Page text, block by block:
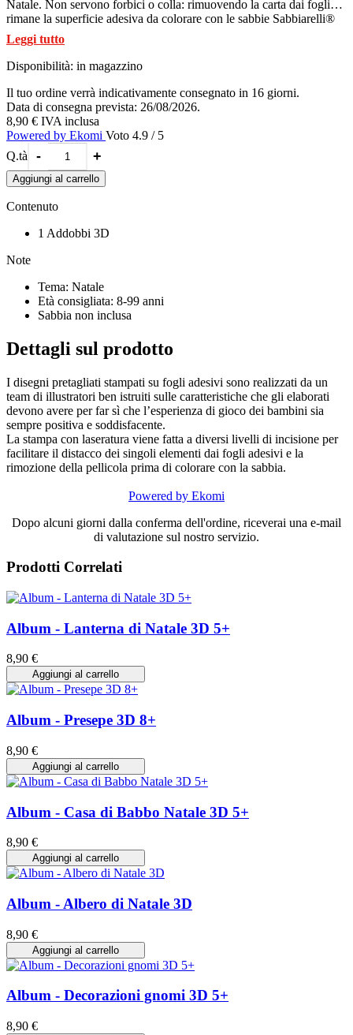
Natale. Non servono forbici o colla: rimuovendo la carta dai fogli
rimane la superficie adesiva da colorare con le sabbie Sabbiarelli®
(sabbia non inclusa). La palla si compone assemblando i moduli dei
5 fogli che si trovano nella confezione, seguendo le istruzioni
riportate sul foglio illustrativo. I temi della palla di Natale di questo
album sono Babbo Natale e il pupazzo di Neve. Nella confezione è
incluso l’anello per appendere la palla all’albero.
Un addobbo speciale per rendere il Natale ancora più brillante!
La palla di Natale fa parte della collana 3D Christmas Collection by
Sabbiarelli®
Leggi tutto
Disponibilità: in magazzino
Il tuo ordine verrà indicativamente consegnato in 16 giorni.
Data di consegna prevista: 26/08/2026.
8,90 € IVA inclusa
Powered by Ekomi Voto 4.9 / 5
Q.tà
- +
Aggiungi al carrello
Contenuto
1 Addobbi 3D
Note
Tema: Natale
Età consigliata: 8-99 anni
Sabbia non inclusa
Dettagli sul prodotto
I disegni pretagliati stampati su fogli adesivi sono realizzati da un
team di illustratori ben istruiti sulle caratteristiche che gli elaborati
devono avere per far sì che l’esperienza di gioco dei bambini sia
sempre positiva e soddisfacente.
La stampa con laseratura viene fatta a diversi livelli di incisione per
facilitare il distacco dei singoli elementi dai fogli adesivi e la
rimozione della pellicola prima di colorare con la sabbia.
Powered by Ekomi
Dopo alcuni giorni dalla conferma dell'ordine, riceverai una e-mail
di valutazione sul nostro servizio.
Prodotti Correlati
Album - Lanterna di Natale 3D 5+
8,90 €
Aggiungi al carrello
Album - Presepe 3D 8+
8,90 €
Aggiungi al carrello
Album - Casa di Babbo Natale 3D 5+
8,90 €
Aggiungi al carrello
Album - Albero di Natale 3D
8,90 €
Aggiungi al carrello
Album - Decorazioni gnomi 3D 5+
8,90 €